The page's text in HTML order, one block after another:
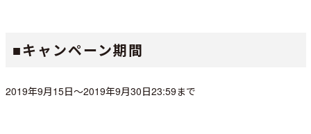
■キャンペーン期間
2019年9月15日～2019年9月30日23:59まで